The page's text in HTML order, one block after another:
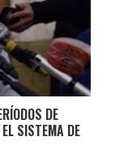
DE
SISTEMA DE